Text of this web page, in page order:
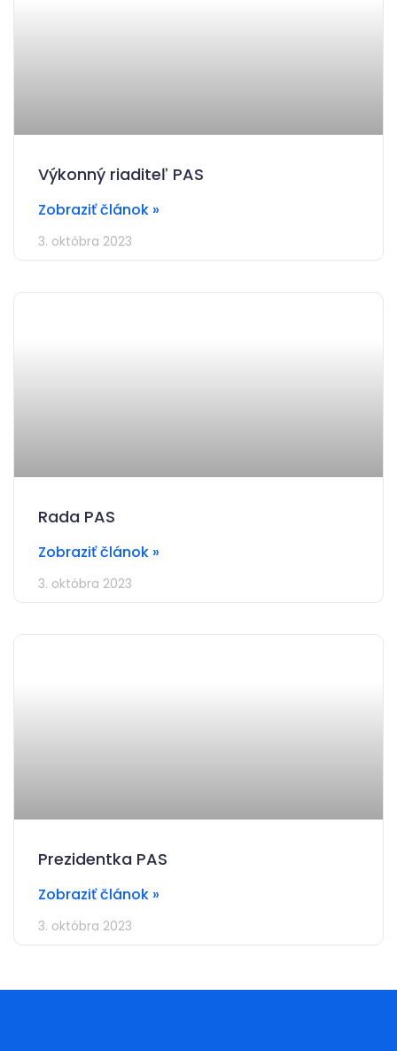
Výkonný riaditeľ PAS
Zobraziť článok »
3. októbra 2023
Rada PAS
Zobraziť článok »
3. októbra 2023
Prezidentka PAS
Zobraziť článok »
3. októbra 2023